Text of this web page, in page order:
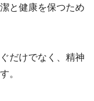
と健康を保つため
だけでなく、精神
。